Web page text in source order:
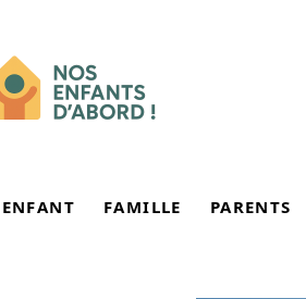
ENFANT FAMILLE PARENTS